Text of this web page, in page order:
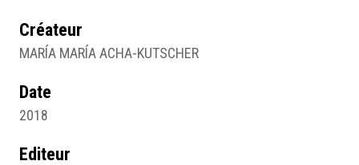
Créateur
MARÍA MARÍA ACHA-KUTSCHER
Date
2018
Editeur